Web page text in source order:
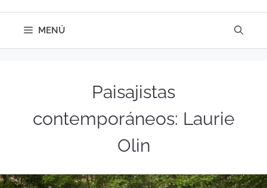
MENÚ
Paisajistas
contemporáneos: Laurie
Olin